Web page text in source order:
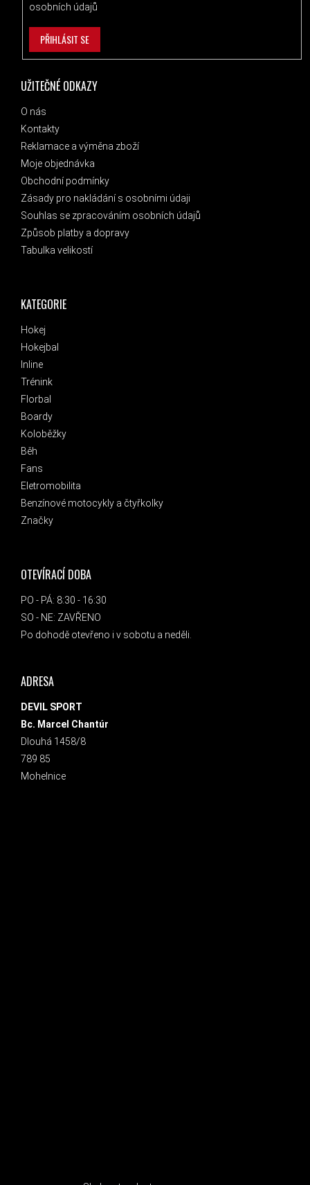
KATEGORIE
Hokej
Hokejbal
Inline
Trénink
Florbal
Boardy
Koloběžky
Běh
Fans
Eletromobilita
Benzínové motocykly a čtyřkolky
Značky
UŽITEČNÉ ODKAZY
O nás
Kontakty
Reklamace a výměna zboží
Moje objednávka
Obchodní podmínky
Zásady pro nakládání s osobními údaji
Souhlas se zpracováním osobních údajů
Způsob platby a dopravy
Tabulka velikostí
OTEVÍRACÍ DOBA
PO - PÁ: 8:30 - 16:30
SO - NE: ZAVŘENO
Po dohodě otevřeno i v sobotu a neděli.
ADRESA
DEVIL SPORT
Bc. Marcel Chantúr
Dlouhá 1458/8
789 85
Mohelnice
osobních údajů
PŘIHLÁSIT SE